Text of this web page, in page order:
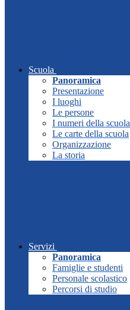
Scuola
Panoramica
Presentazione
I luoghi
Le persone
I numeri della scuola
Le carte della scuola
Organizzazione
La storia
Servizi
Panoramica
Famiglie e studenti
Personale scolastico
Percorsi di studio